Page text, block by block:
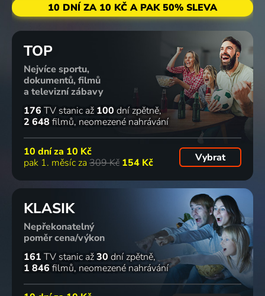
10 DNÍ ZA 10 KČ A PAK 50% SLEVA
TOP
Nejvíce sportu,
dokumentů, filmů
a televizní zábavy
176 TV stanic až 100 dní zpětně
2 648 filmů neomezené nahrávání
10 dní za 10 Kč
pak 1. měsíc za 309 Kč 154 Kč Vybrat
KLASIK
Nepřekonatelný
poměr cena/výkon
161 TV stanic až30 dní zpětně
1 846 filmů neomezené nahrávání